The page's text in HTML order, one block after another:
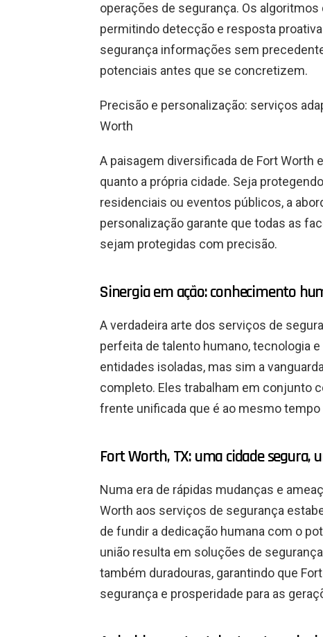
operações de segurança. Os
permitindo detecção e resposta
segurança informações sem
potenciais antes que se concretizem.
Precisão e personalização: serviços
Worth
A paisagem diversificada de Fort
quanto a própria cidade. Seja
residenciais ou eventos públicos, a
personalização garante que todas as
sejam protegidas com precisão.
Sinergia em ação: conhecimento
A verdadeira arte dos serviços de
perfeita de talento humano, tecnologia
entidades isoladas, mas sim a
completo. Eles trabalham em conjunto
frente unificada que é ao mesmo
Fort Worth, TX: uma cidade segura,
Numa era de rápidas mudanças e
Worth aos serviços de segurança
de fundir a dedicação humana com o
união resulta em soluções de
também duradouras, garantindo que
segurança e prosperidade para as